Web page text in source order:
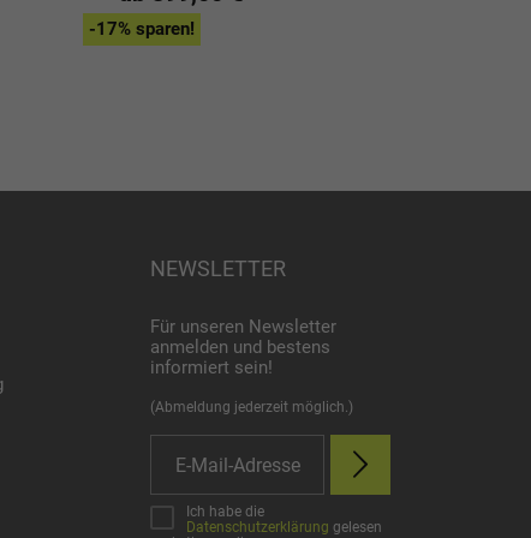
-17% sparen!
NEWSLETTER
Für unseren Newsletter
anmelden und bestens
informiert sein!
(Abmeldung jederzeit möglich.)
Ich habe die
Datenschutzerklärung gelesen